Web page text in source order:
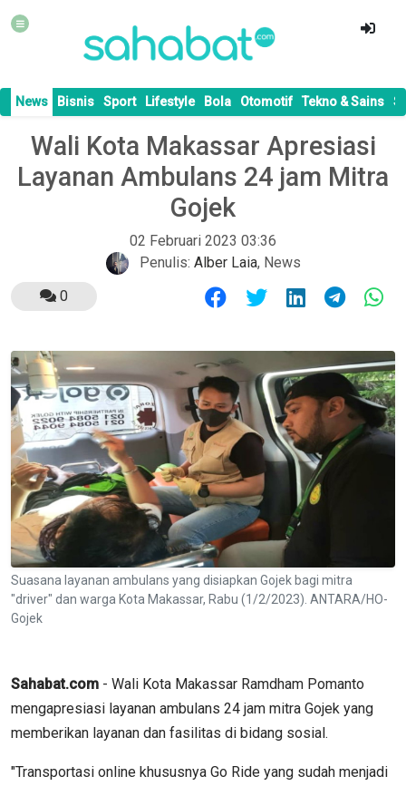
News Bisnis Sport Lifestyle Bola Otomotif Tekno & Sains
Wali Kota Makassar Apresiasi
Layanan Ambulans 24 jam Mitra
Gojek
02 Februari 2023 03:36
Penulis: Alber Laia, News
0
Suasana layanan ambulans yang disiapkan Gojek bagi mitra
"driver" dan warga Kota Makassar, Rabu (1/2/2023). ANTARA/HO-
Gojek
Sahabat.com - Wali Kota Makassar Ramdham Pomanto
mengapresiasi layanan ambulans 24 jam mitra Gojek yang
memberikan layanan dan fasilitas di bidang sosial.
"Transportasi online khususnya Go Ride yang sudah menjadi